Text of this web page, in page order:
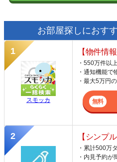
お部屋探しにおす
スモッカ
【物件情
・550万件以
・通知機能で
・最大5万円
【シンプ
・累計500万
・内見予約が